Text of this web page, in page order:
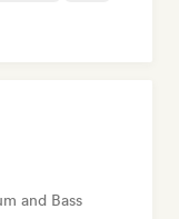
and Bass